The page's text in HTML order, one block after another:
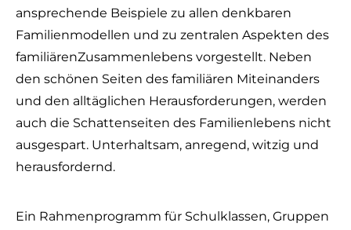
ansprechende Beispiele zu allen denkbaren
Familienmodellen und zu zentralen Aspekten des
familiärenZusammenlebens vorgestellt. Neben
den schönen Seiten des familiären Miteinanders
und den alltäglichen Herausforderungen, werden
auch die Schattenseiten des Familienlebens nicht
ausgespart. Unterhaltsam, anregend, witzig und
herausfordernd.
Ein Rahmenprogramm für Schulklassen, Gruppen